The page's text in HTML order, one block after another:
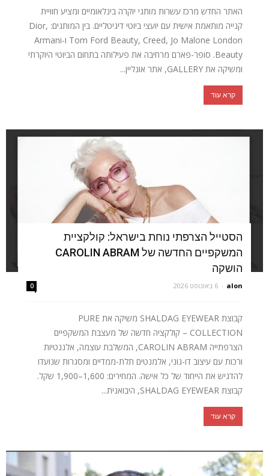
האתר החדש מרכז עשרות מותגי יוקרה בינלאומיים ומציע חוויית
קנייה מותאמת אישית עם יועצי ביוטי דיגיטליים. בין המותגים: Dior,
Tom Ford Beauty, Creed, Jo Malone London ו-Armani
Beauty. סופר-פארם מרחיבה את פעילותה בתחום הביוטי היוקרתי
ומשיקה את GALLERY, אתר אונליין...
קרא עוד
הסטייל הצרפתי נוחת בישראל: קולקציית
המשקפיים החדשה של CAROLIN ABRAM
הושקה
alon
- 6 באוגוסט 2026 0
קבוצת SHALDAG EYEWEAR משיקה את PURE
COLLECTION – קולקציה חדשה של מעצבת המשקפיים
הצרפתייה CAROLIN ABRAM, המשלבת עוצמה, אלגנטיות
ורכות עם עיצוב דו-גוני, אלמנטים תלת-ממדיים ומסגרות שנועדו
להדגיש את הייחוד של כל אישה. המחירים: 1,600–1,900 שקל.
קבוצת SHALDAG EYEWEAR, היבואנית...
קרא עוד